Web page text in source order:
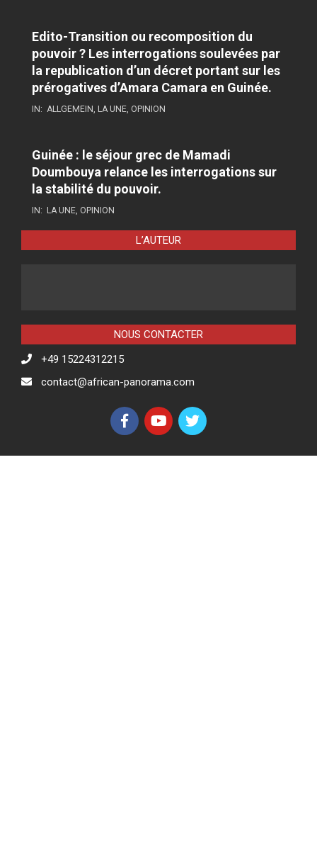
Edito-Transition ou recomposition du
pouvoir ? Les interrogations soulevées par
la republication d’un décret portant sur les
prérogatives d’Amara Camara en Guinée.
IN: ALLGEMEIN LA UNE OPINION
Guinée : le séjour grec de Mamadi
Doumbouya relance les interrogations sur
la stabilité du pouvoir.
IN: LA UNE OPINION
L’AUTEUR
NOUS CONTACTER
+49 15224312215
contact@african-panorama.com